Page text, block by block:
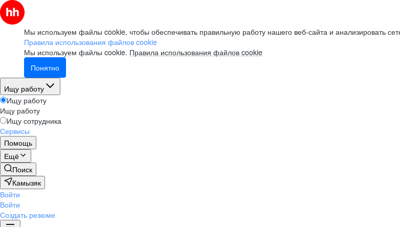
Мы используем файлы cookie, чтобы обеспечивать правильную работу нашего веб-сайта и анализировать
Правила использования файлов cookie
Мы используем файлы cookie. Правила использования файлов cookie
Понятно
Ищу работу
Ищу работу
Ищу работу
Ищу сотрудника
Сервисы
Помощь
Ещё
Поиск
Камызяк
Войти
Войти
Создать резюме